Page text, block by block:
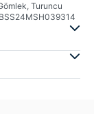
Turuncu